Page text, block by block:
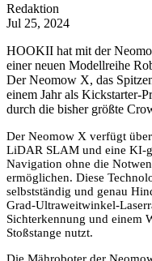
Redaktion
Jul 25, 2024
HOOKII hat mit der
einer neuen Modellreihe
Der Neomow X, das
einem Jahr als Kickstarter-
durch die bisher größte
Der Neomow X verfügt
LiDAR SLAM und eine KI-
Navigation ohne die
ermöglichen. Diese
selbstständig und genau
Grad-Ultraweitwinkel-
Sichterkennung und einem
Stoßstange nutzt.